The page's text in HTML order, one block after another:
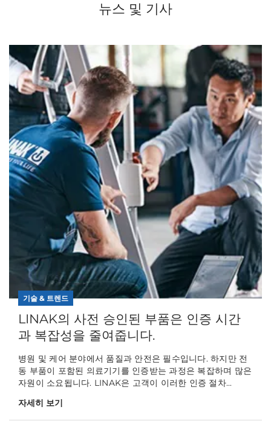
뉴스 및 기사
기술 & 트렌드
LINAK의 사전 승인된 부품은 인증 시간
과 복잡성을 줄여줍니다.
병원 및 케어 분야에서 품질과 안전은 필수입니다. 하지만 전
동 부품이 포함된 의료기기를 인증받는 과정은 복잡하며 많은
자원이 소요됩니다. LINAK은 고객이 이러한 인증 절차...
자세히 보기